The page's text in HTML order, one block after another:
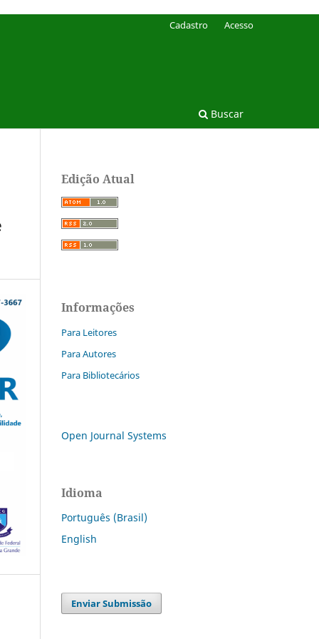
Buscar
Cadastro Acesso
Edição Atual
Informações
Para Leitores
Para Autores
Para Bibliotecários
Open Journal Systems
Idioma
Português (Brasil)
English
Enviar Submissão